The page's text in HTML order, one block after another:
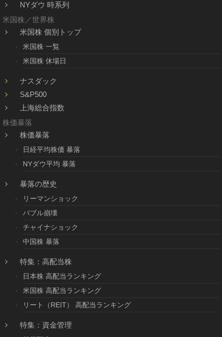
NYダウ 時系列
米国株／世界株
米国株 個別トップ
米国株 一覧
米国株 休場日
ナスダック
S&P500
上海総合指数
株価暴落
株価暴落
日経平均株価 暴落
NYダウ平均 暴落
暴落の歴史
リーマンショック
バブル崩壊
チャイナショック
中国株 暴落
特集：高配当株
日本株 高配当ランキング
米国株 高配当ランキング
リート（REIT） 高配当ランキング
特集：資金管理